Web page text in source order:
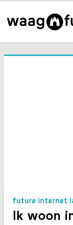
future internet
Ik woon